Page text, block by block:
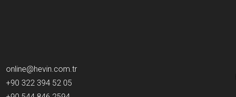
online@hevin.com.tr
+90 322 394 52 05